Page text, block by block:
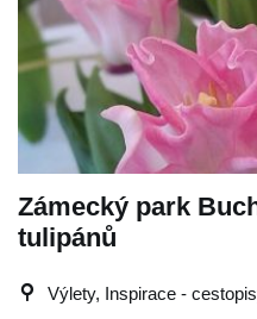
Zámecký park
tulipánů
Výlety, Inspirace -